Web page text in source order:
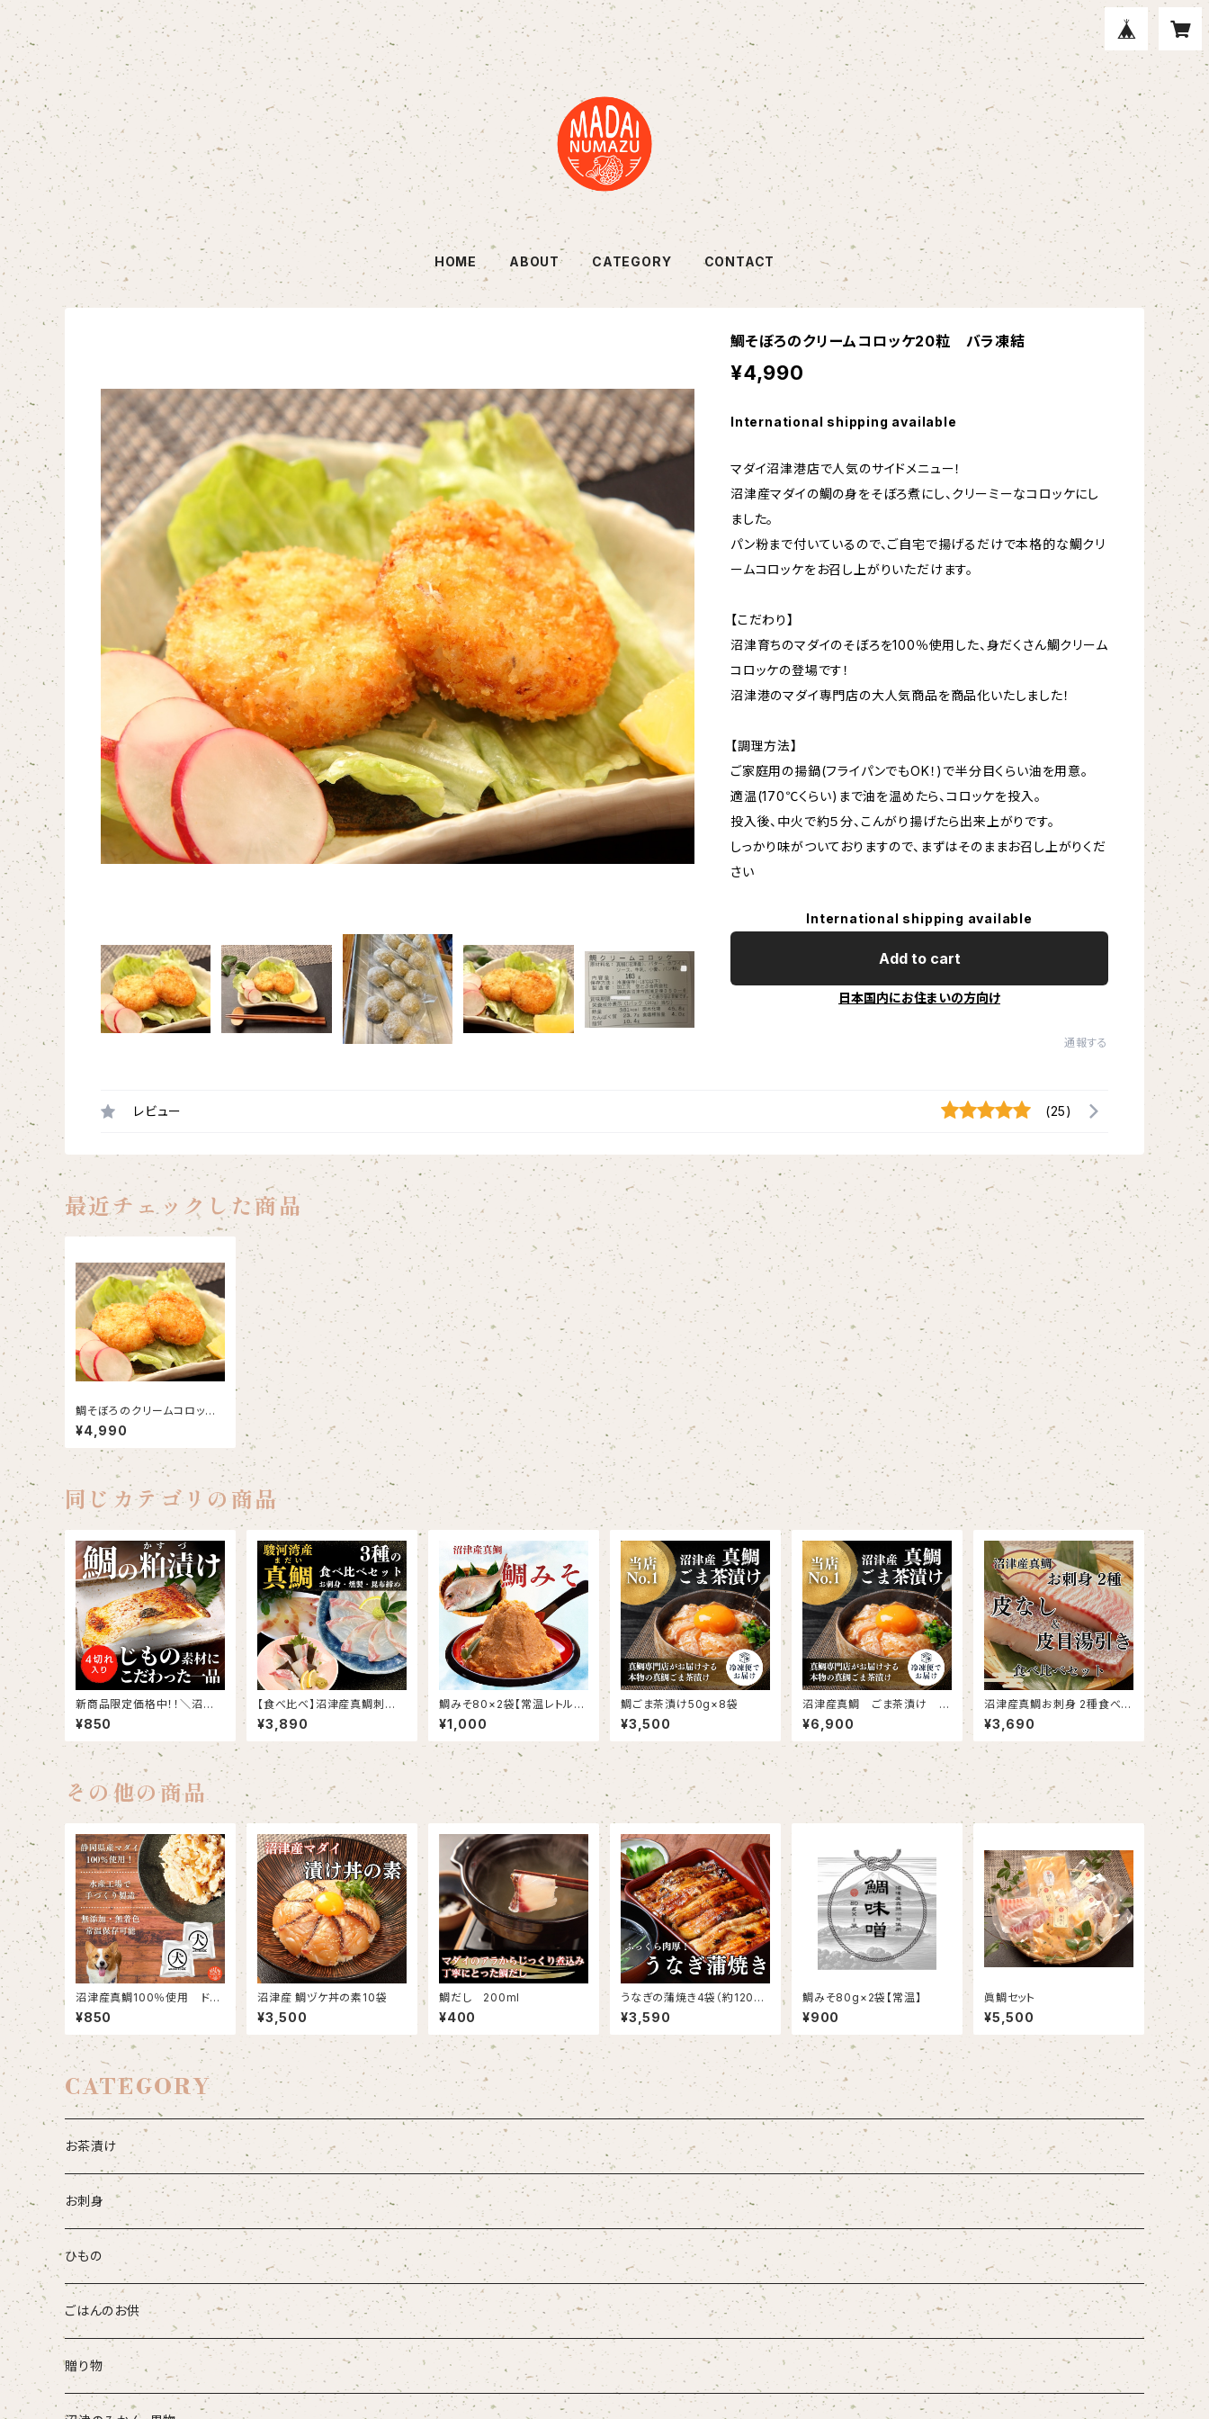
HOME ABOUT CATEGORY CONTACT
鯛そぼろのクリームコロッケ20粒 バラ凍結
¥4,990
International shipping available
マダイ沼津港店で人気のサイドメニュー！
沼津産マダイの鯛の身をそぼろ煮にし、クリーミーなコロッケにし
ました。
パン粉まで付いているので、ご自宅で揚げるだけで本格的な鯛クリ
ームコロッケをお召し上がりいただけます。
【こだわり】
沼津育ちのマダイのそぼろを100％使用した、身だくさん鯛クリーム
コロッケの登場です！
沼津港のマダイ専門店の大人気商品を商品化いたしました！
【調理方法】
ご家庭用の揚鍋(フライパンでもOK！)で半分目くらい油を用意。
適温(170℃くらい)まで油を温めたら、コロッケを投入。
投入後、中火で約５分、こんがり揚げたら出来上がりです。
しっかり味がついておりますので、まずはそのままお召し上がりくだ
さい
International shipping available
Add to cart
日本国内にお住まいの方向け
通報する
レビュー (25)
最近チェックした商品
鯛そぼろのクリームコロッケ2
0粒 バラ凍結
¥4,990
同じカテゴリの商品
新商品限定価格中！！＼沼津
の旨味を凝縮！／ 沼津産真鯛
の極上粕漬け 100g×2切れ
（切り身）
¥850
【食べ比べ】沼津産真鯛刺身3
種セット（さしみ130g、昆布締
め60g×2、スモーク60g×2）
¥3,890
鯛みそ80×2袋【常温レトル
ト】
¥1,000
鯛ごま茶漬け50g×8袋
¥3,500
沼津産真鯛 ごま茶漬け 5
0g×20袋
¥6,900
沼津産真鯛お刺身 2種食べ比
べセット 鯛皮なし刺身 130g
×2袋 鯛皮目湯引き済み 130
g×2袋
¥3,690
その他の商品
沼津産真鯛100％使用 ドッ
¥850
沼津産 鯛ヅケ丼の素10袋
¥3,500
鯛だし 200ml
¥400
うなぎの蒲焼き4袋（約120g×
4）
¥3,590
鯛みそ80g×2袋【常温】
¥900
眞鯛セット
¥5,500
CATEGORY
お茶漬け
お刺身
ひもの
ごはんのお供
贈り物